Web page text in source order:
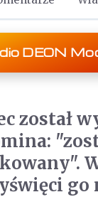
DEON
został
go